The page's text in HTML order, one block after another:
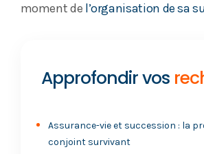
moment de l’organisation de sa
Approfondir vos
Assurance-vie et succession : la
conjoint survivant